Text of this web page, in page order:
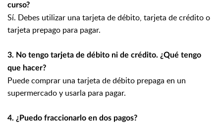
curso?
Sí. Debes utilizar una tarjeta de débito, tarjeta de crédito o
tarjeta prepago para pagar.
3. No tengo tarjeta de débito ni de crédito. ¿Qué tengo
que hacer?
Puede comprar una tarjeta de débito prepaga en un
supermercado y usarla para pagar.
4. ¿Puedo fraccionarlo en dos pagos?